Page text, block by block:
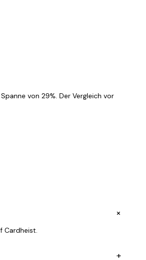
von 29%. Der Vergleich vor
+
Cardheist.
+